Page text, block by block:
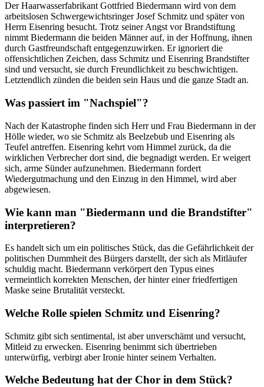
Der Haarwasserfabrikant Gottfried Biedermann wird von dem
arbeitslosen Schwergewichtsringer Josef Schmitz und später von
Herrn Eisenring besucht. Trotz seiner Angst vor Brandstiftung
nimmt Biedermann die beiden Männer auf, in der Hoffnung, ihnen
durch Gastfreundschaft entgegenzuwirken. Er ignoriert die
offensichtlichen Zeichen, dass Schmitz und Eisenring Brandstifter
sind und versucht, sie durch Freundlichkeit zu beschwichtigen.
Letztendlich zünden die beiden sein Haus und die ganze Stadt an.
Was passiert im "Nachspiel"?
Nach der Katastrophe finden sich Herr und Frau Biedermann in der
Hölle wieder, wo sie Schmitz als Beelzebub und Eisenring als
Teufel antreffen. Eisenring kehrt vom Himmel zurück, da die
wirklichen Verbrecher dort sind, die begnadigt werden. Er weigert
sich, arme Sünder aufzunehmen. Biedermann fordert
Wiedergutmachung und den Einzug in den Himmel, wird aber
abgewiesen.
Wie kann man "Biedermann und die Brandstifter"
interpretieren?
Es handelt sich um ein politisches Stück, das die Gefährlichkeit der
politischen Dummheit des Bürgers darstellt, der sich als Mitläufer
schuldig macht. Biedermann verkörpert den Typus eines
vermeintlich korrekten Menschen, der hinter einer friedfertigen
Maske seine Brutalität versteckt.
Welche Rolle spielen Schmitz und Eisenring?
Schmitz gibt sich sentimental, ist aber unverschämt und versucht,
Mitleid zu erwecken. Eisenring benimmt sich übertrieben
unterwürfig, verbirgt aber Ironie hinter seinem Verhalten.
Welche Bedeutung hat der Chor in dem Stück?